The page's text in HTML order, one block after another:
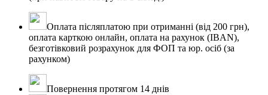
Оплата післяплатою при отриманні (від 200 грн),
оплата карткою онлайн, оплата на рахунок (IBAN),
безготівковий розрахунок для ФОП та юр. осіб (за
рахунком)
Повернення протягом 14 днів